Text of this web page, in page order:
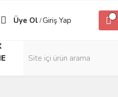
Üye Ol /Giriş Yap